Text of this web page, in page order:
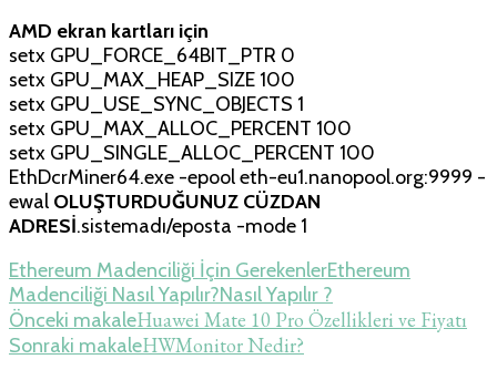
AMD ekran kartları için
setx GPU_FORCE_64BIT_PTR 0
setx GPU_MAX_HEAP_SIZE 100
setx GPU_USE_SYNC_OBJECTS 1
setx GPU_MAX_ALLOC_PERCENT 100
setx GPU_SINGLE_ALLOC_PERCENT 100
EthDcrMiner64.exe -epool eth-eu1.nanopool.org:9999 -
ewal OLUŞTURDUĞUNUZ CÜZDAN
ADRESİ.sistemadı/eposta -mode 1
Ethereum Madenciliği İçin GerekenlerEthereum
Madenciliği Nasıl Yapılır?Nasıl Yapılır ?
Yazı
dolaşımı
Önceki makaleHuawei Mate 10 Pro Özellikleri ve Fiyatı
Sonraki makaleHWMonitor Nedir?